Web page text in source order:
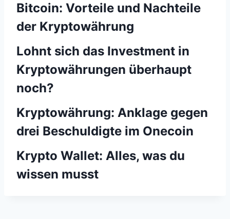
Bitcoin: Vorteile und Nachteile
der Kryptowährung
Lohnt sich das Investment in
Kryptowährungen überhaupt
noch?
Kryptowährung: Anklage gegen
drei Beschuldigte im Onecoin
Krypto Wallet: Alles, was du
wissen musst